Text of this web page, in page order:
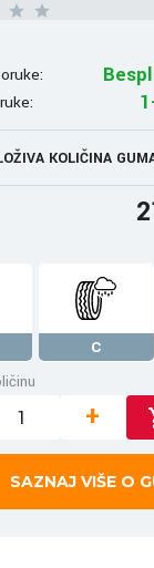
KOLIČINA
C
+
SAZNAJ VIŠE O